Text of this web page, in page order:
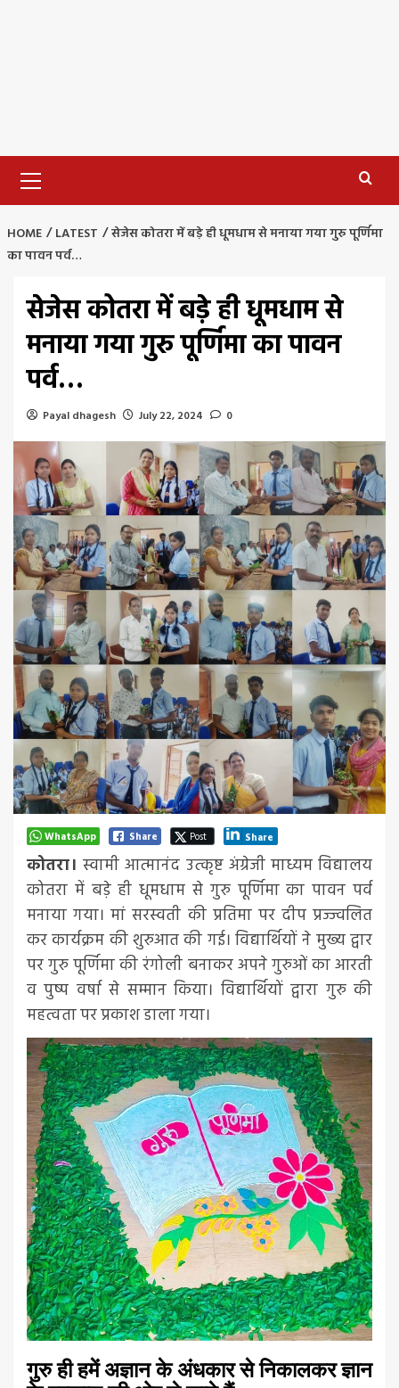
Menu
HOME LATEST
सेजेस कोतरा में बड़े ही धूमधाम से मनाया गया गुरु पूर्णिमा
का पावन पर्व…
सेजेस कोतरा में बड़े ही धूमधाम से
मनाया गया गुरु पूर्णिमा का पावन
पर्व…
Payal dhagesh July 22, 2024 0
WhatsApp Share Post Share
कोतरा। स्वामी आत्मानंद उत्कृष्ट अंग्रेजी माध्यम विद्यालय
कोतरा में बड़े ही धूमधाम से गुरु पूर्णिमा का पावन पर्व
मनाया गया। मां सरस्वती की प्रतिमा पर दीप प्रज्ज्वलित
कर कार्यक्रम की शुरुआत की गई। विद्यार्थियों ने मुख्य द्वार
पर गुरु पूर्णिमा की रंगोली बनाकर अपने गुरुओं का आरती
व पुष्प वर्षा से सम्मान किया। विद्यार्थियों द्वारा गुरु की
महत्वता पर प्रकाश डाला गया।
गुरु ही हमें अज्ञान के अंधकार से निकालकर ज्ञान